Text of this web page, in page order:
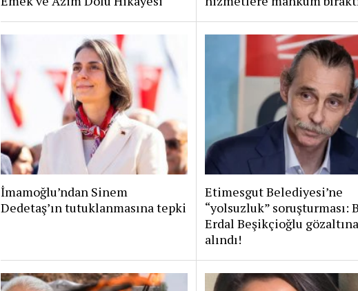
İmamoğlu’ndan Sinem
Dedetaş’ın tutuklanmasına tepki
Etimesgut Belediyesi’ne
“yolsuzluk” soruşturması:
Erdal Beşikçioğlu gözaltına
alındı!